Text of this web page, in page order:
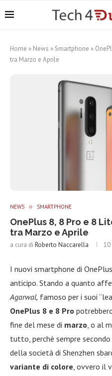
Home » News » Smartphone »
tra Marzo e Aprile
NEWS SMARTPHONE
OnePlus 8, 8 Pro e 8
tra Marzo e Aprile
a cura di Roberto Naccarella 10
I nuovi smartphone di
anticipo. Stando a quanto
Agarwal, famoso per i suoi
OnePlus 8 e 8 Pro
fine del mese di marzo, o al
tutto, perchè sempre
della società di Shenzhen
variante di colore, ovvero il